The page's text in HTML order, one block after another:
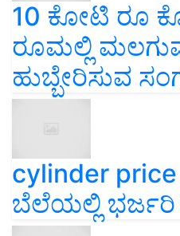
10 ಕೋಟಿ ರೂ
ರೂಮಲ್ಲಿ
ಹುಬ್ಬೇರಿಸುವ
cylinder
ಬೆಲೆಯಲ್ಲಿ ಭರ್ಜರಿ